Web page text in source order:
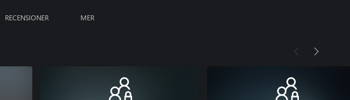
RECENSIONER MER